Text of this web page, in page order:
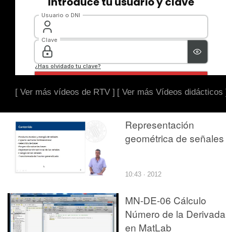
[ Ver más vídeos de RTV ] [ Ver más Vídeos didácticos
Representación
geométrica de señales
10:43 · 2012
MN-DE-06 Cálculo
Número de la Derivada
en MatLab